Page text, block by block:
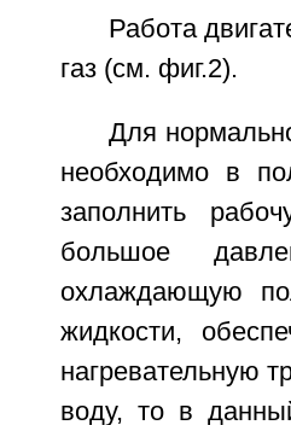
Работа
газ (см. фиг.2).
Для
необходимо в
заполнить
большое
охлаждающую
жидкости,
нагревательную
воду, то в